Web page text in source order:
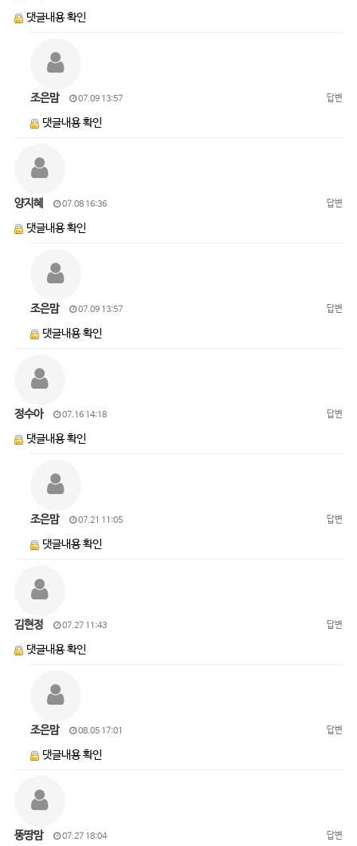
댓글내용 확인
조은맘 07.09 13:57 답변
댓글내용 확인
양지혜 07.08 16:36 답변
댓글내용 확인
조은맘 07.09 13:57 답변
댓글내용 확인
정수아 07.16 14:18 답변
댓글내용 확인
조은맘 07.21 11:05 답변
댓글내용 확인
김현정 07.27 11:43 답변
댓글내용 확인
조은맘 08.05 17:01 답변
댓글내용 확인
뚱땅맘 07.27 18:04 답변